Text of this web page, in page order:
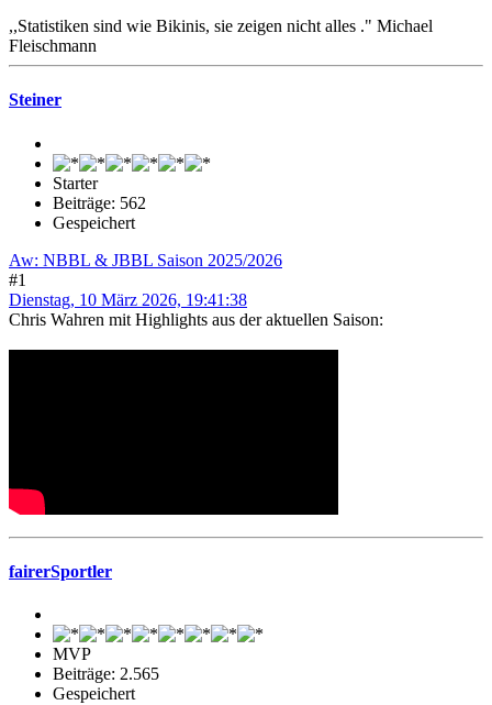
,,Statistiken sind wie Bikinis, sie zeigen nicht alles ." Michael
Fleischmann
Steiner
Starter
Beiträge: 562
Gespeichert
Aw: NBBL & JBBL Saison 2025/2026
#1
Dienstag, 10 März 2026, 19:41:38
Chris Wahren mit Highlights aus der aktuellen Saison:
fairerSportler
MVP
Beiträge: 2.565
Gespeichert